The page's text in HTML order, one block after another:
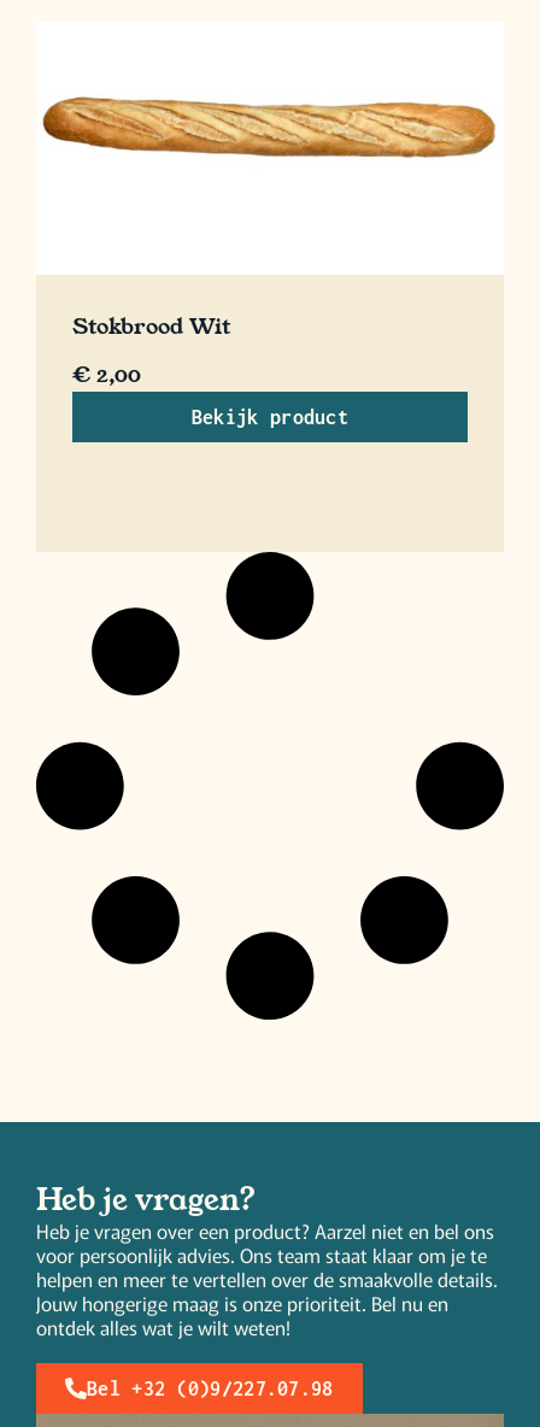
Stokbrood Wit
€2,00
Bekijk product
Heb je vragen?
Heb je vragen over een product? Aarzel niet en bel ons
voor persoonlijk advies. Ons team staat klaar om je te
helpen en meer te vertellen over de smaakvolle details.
Jouw hongerige maag is onze prioriteit. Bel nu en
ontdek alles wat je wilt weten!
Bel +32 (0)9/227.07.98